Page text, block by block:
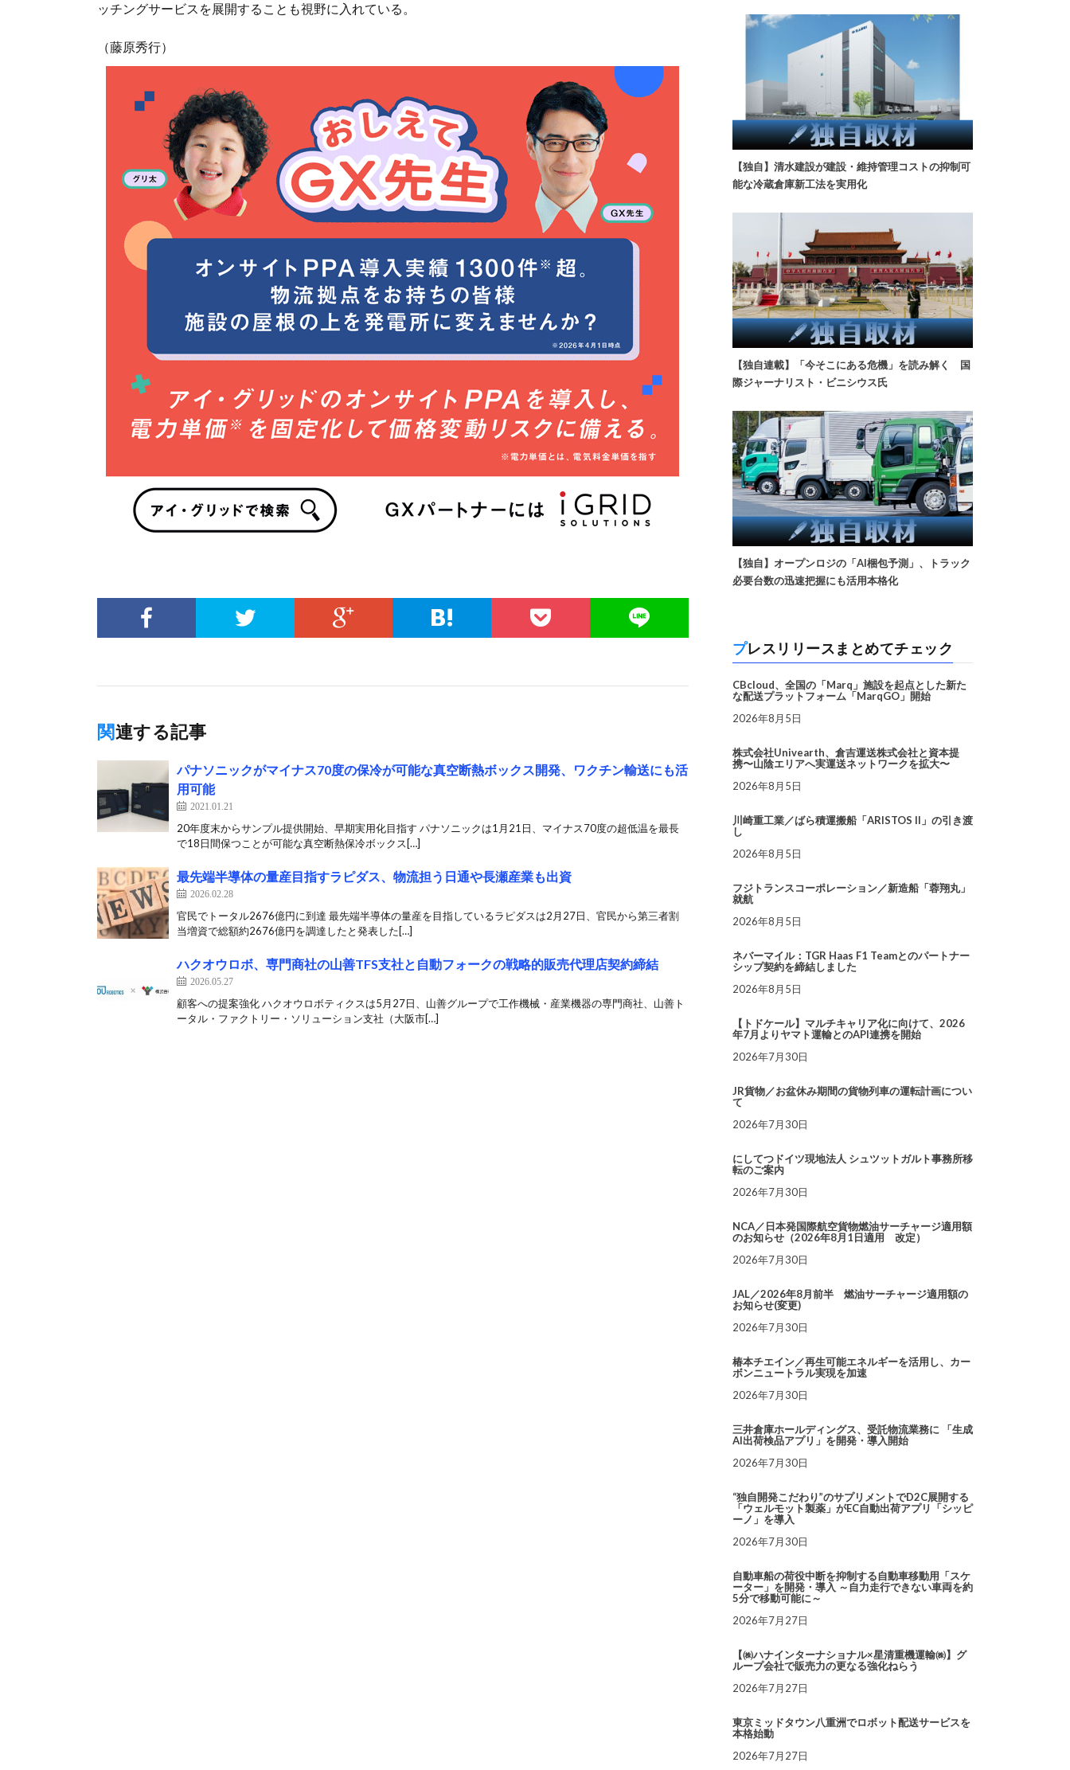
ッチングサービスを展開することも視野に入れている。
（藤原秀行）
関連する記事
パナソニックがマイナス70度の保冷が可能な真空断熱ボックス開発、ワクチン輸送にも活
用可能
2021.01.21
20年度末からサンプル提供開始、早期実用化目指す パナソニックは1月21日、マイナス70度の超低温を最長
で18日間保つことが可能な真空断熱保冷ボックス[…]
最先端半導体の量産目指すラピダス、物流担う日通や長瀬産業も出資
2026.02.28
官民でトータル2676億円に到達 最先端半導体の量産を目指しているラピダスは2月27日、官民から第三者割
当増資で総額約2676億円を調達したと発表した[…]
ハクオウロボ、専門商社の山善TFS支社と自動フォークの戦略的販売代理店契約締結
2026.05.27
顧客への提案強化 ハクオウロボティクスは5月27日、山善グループで工作機械・産業機器の専門商社、山善ト
ータル・ファクトリー・ソリューション支社（大阪市[…]
【独自】清水建設が建設・維持管理コストの抑制可
能な冷蔵倉庫新工法を実用化
【独自連載】「今そこにある危機」を読み解く 国
際ジャーナリスト・ビニシウス氏
【独自】オープンロジの「AI梱包予測」、トラック
必要台数の迅速把握にも活用本格化
プレスリリースまとめてチェック
CBcloud、全国の「Marq」施設を起点とした新た
な配送プラットフォーム「MarqGO」開始
2026年8月5日
株式会社Univearth、倉吉運送株式会社と資本提
携〜山陰エリアへ実運送ネットワークを拡大〜
2026年8月5日
川崎重工業／ばら積運搬船「ARISTOS II」の引き渡
し
2026年8月5日
フジトランスコーポレーション／新造船「蓉翔丸」
就航
2026年8月5日
ネバーマイル：TGR Haas F1 Teamとのパートナー
シップ契約を締結しました
2026年8月5日
【トドケール】マルチキャリア化に向けて、2026
年7月よりヤマト運輸とのAPI連携を開始
2026年7月30日
JR貨物／お盆休み期間の貨物列車の運転計画につい
て
2026年7月30日
にしてつドイツ現地法人 シュツットガルト事務所移
転のご案内
2026年7月30日
NCA／日本発国際航空貨物燃油サーチャージ適用額
のお知らせ（2026年8月1日適用 改定）
2026年7月30日
JAL／2026年8月前半 燃油サーチャージ適用額の
お知らせ(変更)
2026年7月30日
椿本チエイン／再生可能エネルギーを活用し、カー
ボンニュートラル実現を加速
2026年7月30日
三井倉庫ホールディングス、受託物流業務に 「生成
AI出荷検品アプリ」を開発・導入開始
2026年7月30日
“独自開発こだわり”のサプリメントでD2C展開する
「ウェルモット製薬」がEC自動出荷アプリ「シッピ
ーノ」を導入
2026年7月30日
自動車船の荷役中断を抑制する自動車移動用「スケ
ーター」を開発・導入 ～自力走行できない車両を約
5分で移動可能に～
2026年7月27日
【㈱ハナインターナショナル×星清重機運輸㈱】グ
ループ会社で販売力の更なる強化ねらう
2026年7月27日
東京ミッドタウン八重洲でロボット配送サービスを
本格始動
2026年7月27日